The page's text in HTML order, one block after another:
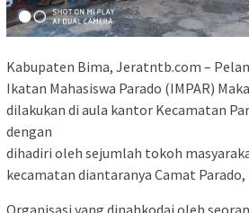
Kabupaten Bima, Jeratntb.com –
Ikatan Mahasiswa Parado (IMPAR)
dilakukan di aula kantor Kecamatan
dengan
dihadiri oleh sejumlah tokoh
kecamatan diantaranya Camat Parado,
Organisasi yang dinahkodai oleh